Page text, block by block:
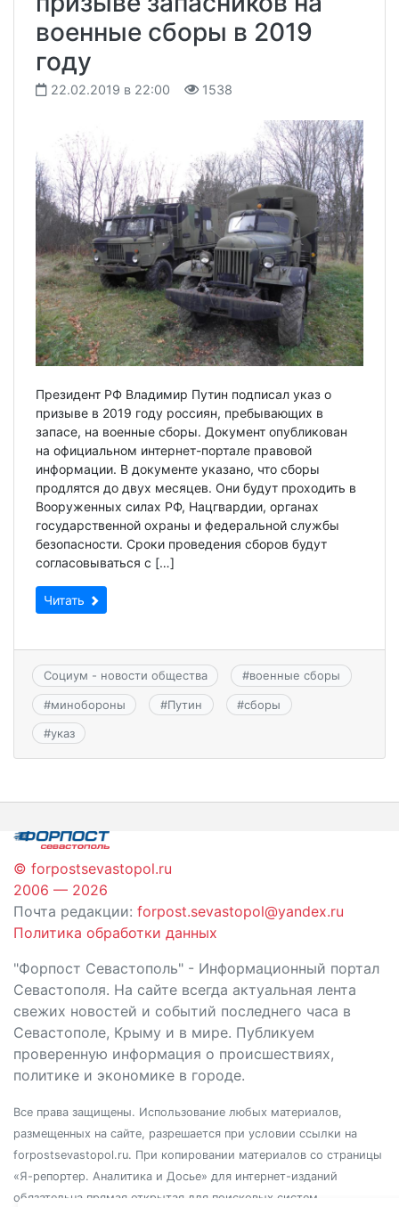
военные сборы в 2019
году
22.02.2019 в 22:00 1538
Президент РФ Владимир Путин подписал указ о
призыве в 2019 году россиян, пребывающих в
запасе, на военные сборы. Документ опубликован
на официальном интернет-портале правовой
информации. В документе указано, что сборы
продлятся до двух месяцев. Они будут проходить в
Вооруженных силах РФ, Нацгвардии, органах
государственной охраны и федеральной службы
безопасности. Сроки проведения сборов будут
согласовываться с […]
Читать
Социум - новости общества #военные сборы
#минобороны #Путин #сборы
#указ
© forpostsevastopol.ru
2006 — 2026
Почта редакции: forpost.sevastopol@yandex.ru
Политика обработки данных
"Форпост Севастополь" - Информационный портал
Севастополя. На сайте всегда актуальная лента
свежих новостей и событий последнего часа в
Севастополе, Крыму и в мире. Публикуем
проверенную информация о происшествиях,
политике и экономике в городе.
Все права защищены. Использование любых материалов,
размещенных на сайте, разрешается при условии ссылки на
forpostsevastopol.ru. При копировании материалов со страницы
«Я-репортер. Аналитика и Досье» для интернет-изданий
обязательна прямая открытая для поисковых систем